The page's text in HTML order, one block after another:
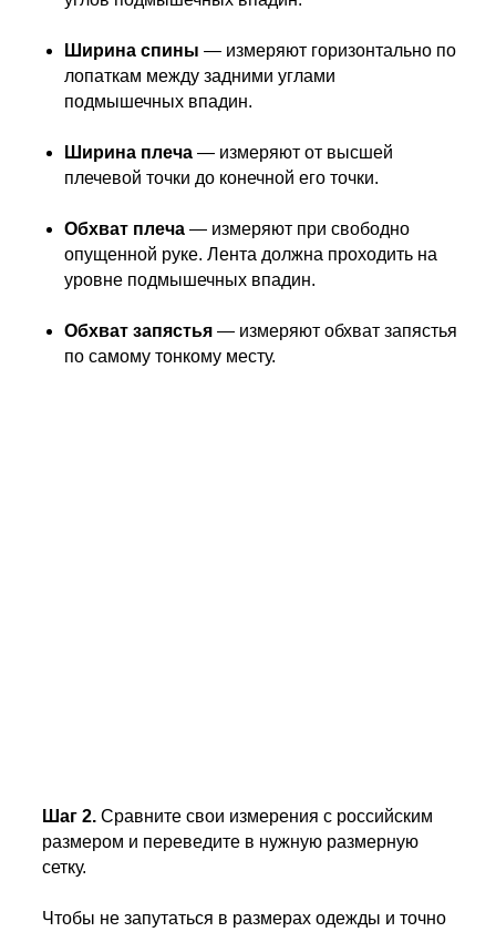
Ширина спины — измеряют горизонтально по
лопаткам между задними углами
подмышечных впадин.
Ширина плеча — измеряют от высшей
плечевой точки до конечной его точки.
Обхват плеча — измеряют при свободно
опущенной руке. Лента должна проходить на
уровне подмышечных впадин.
Обхват запястья — измеряют обхват запястья
по самому тонкому месту.
Шаг 2. Сравните свои измерения с российским
размером и переведите в нужную размерную
сетку.
Чтобы не запутаться в размерах одежды и точно